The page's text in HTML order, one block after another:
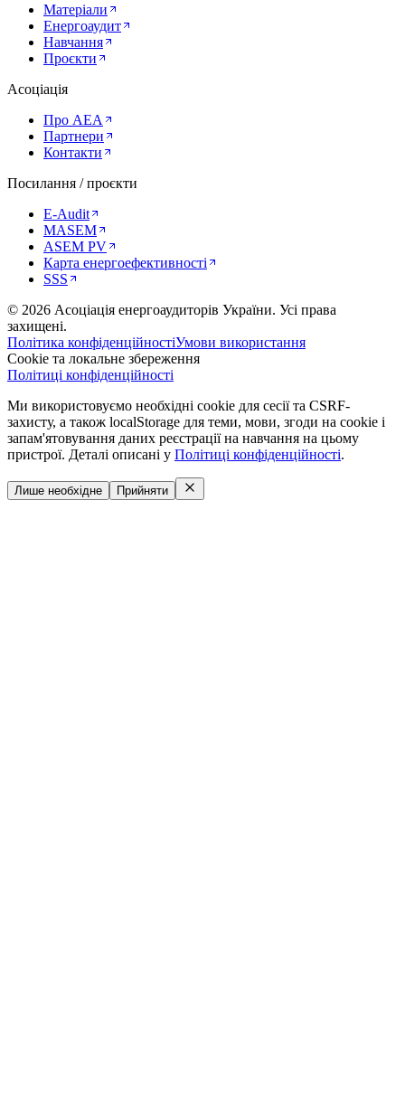
Матеріали
Енергоаудит
Навчання
Проєкти
Асоціація
Про AEA
Партнери
Контакти
Посилання / проєкти
E-Audit
MASEM
ASEM PV
Карта енергоефективності
SSS
© 2026 Асоціація енергоаудиторів України. Усі права
захищені.
Політика конфіденційностіУмови використання
Cookie та локальне збереження
Політиці конфіденційності
Ми використовуємо необхідні cookie для сесії та CSRF-
захисту, а також localStorage для теми, мови, згоди на cookie і
запам'ятовування даних реєстрації на навчання на цьому
пристрої. Деталі описані у Політиці конфіденційності.
Лише необхідне Прийняти